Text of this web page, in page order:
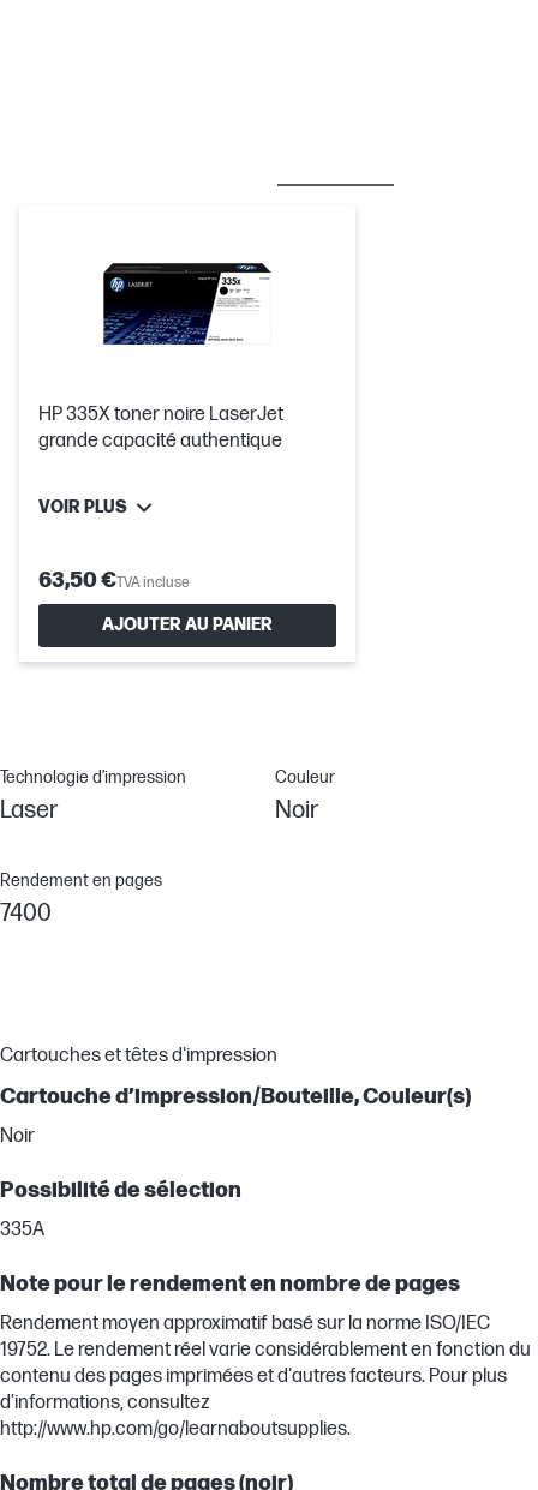
HP 335X toner noire LaserJet
grande capacité authentique
VOIR PLUS
63,50 €TVA incluse
AJOUTER AU PANIER
Technologie d’impression
Laser
Couleur
Noir
Rendement en pages
7400
Cartouches et têtes d'impression
Cartouche d’impression/Bouteille, Couleur(s)
Noir
Possibilité de sélection
335A
Note pour le rendement en nombre de pages
Rendement moyen approximatif basé sur la norme ISO/IEC
19752. Le rendement réel varie considérablement en fonction du
contenu des pages imprimées et d'autres facteurs. Pour plus
d’informations, consultez
http://www.hp.com/go/learnaboutsupplies.
Nombre total de pages (noir)